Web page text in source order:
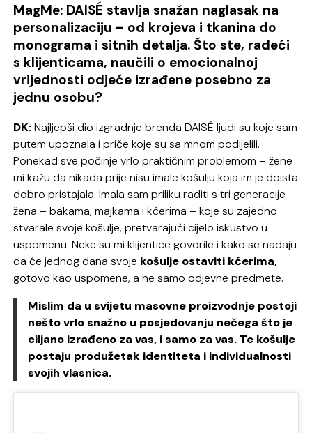
MagMe: DAISÉ stavlja snažan naglasak na
personalizaciju – od krojeva i tkanina do
monograma i sitnih detalja. Što ste, radeći
s klijenticama, naučili o emocionalnoj
vrijednosti odjeće izrađene posebno za
jednu osobu?
DK:Najljepši dio izgradnje brenda DAISÉ ljudi su koje sam
putem upoznala i priče koje su sa mnom podijelili.
Ponekad sve počinje vrlo praktičnim problemom – žene
mi kažu da nikada prije nisu imale košulju koja im je doista
dobro pristajala. Imala sam priliku raditi s tri generacije
žena – bakama, majkama i kćerima – koje su zajedno
stvarale svoje košulje, pretvarajući cijelo iskustvo u
uspomenu. Neke su mi klijentice govorile i kako se nadaju
da će jednog dana svoje košulje ostaviti kćerima,
gotovo kao uspomene, a ne samo odjevne predmete.
Mislim da u svijetu masovne proizvodnje postoji
nešto vrlo snažno u posjedovanju nečega što je
ciljano izrađeno za vas, i samo za vas. Te košulje
postaju produžetak identiteta i individualnosti
svojih vlasnica.